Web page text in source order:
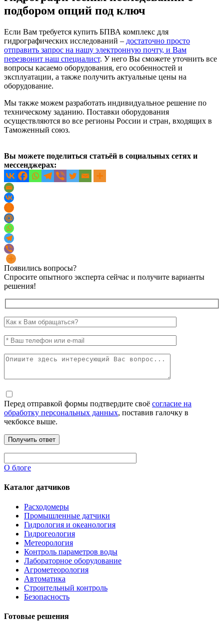
подбором опций под ключ
Если Вам требуется купить БПВА комплекс для
гидрографических исследований – достаточно просто
отправить запрос на нашу электронную почту, и Вам
перезвонит наш специалист. У него Вы сможете уточнить все
вопросы касаемо оборудования, его особенностей и
эксплуатации, а также получить актуальные цены на
оборудование.
Мы также можем разработать индивидуальное решение по
техническому заданию. Поставки оборудования
осуществляются во все регионы России и стран, входящих в
Таможенный союз.
Вы можете поделиться статьёй в социальных сетях и
мессенджерах:
Появились вопросы?
Спросите опытного эксперта сейчас и получите варианты
решения!
Перед отправкой формы подтвердите своё согласие на
обработку персональных данных, поставив галочку в
чекбоксе выше.
О блоге
Каталог датчиков
Расходомеры
Промышленные датчики
Гидрология и океанология
Гидрогеология
Метеорология
Контроль параметров воды
Лабораторное оборудование
Агрометеорология
Автоматика
Строительный контроль
Безопасность
Готовые решения